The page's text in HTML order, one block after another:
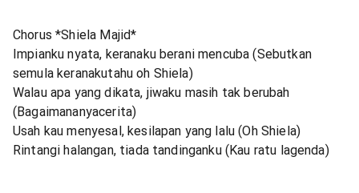
Chorus *Shiela Majid*
Impianku nyata, keranaku berani mencuba (Sebutkan
semula keranakutahu oh Shiela)
Walau apa yang dikata, jiwaku masih tak berubah
(Bagaimananyacerita)
Usah kau menyesal, kesilapan yang lalu (Oh Shiela)
Rintangi halangan, tiada tandinganku (Kau ratu lagenda)